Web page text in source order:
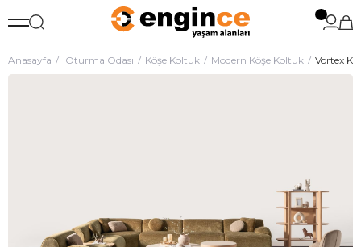
Anasayfa Oturma Odası Köşe Koltuk Modern Köşe Koltuk Vortex